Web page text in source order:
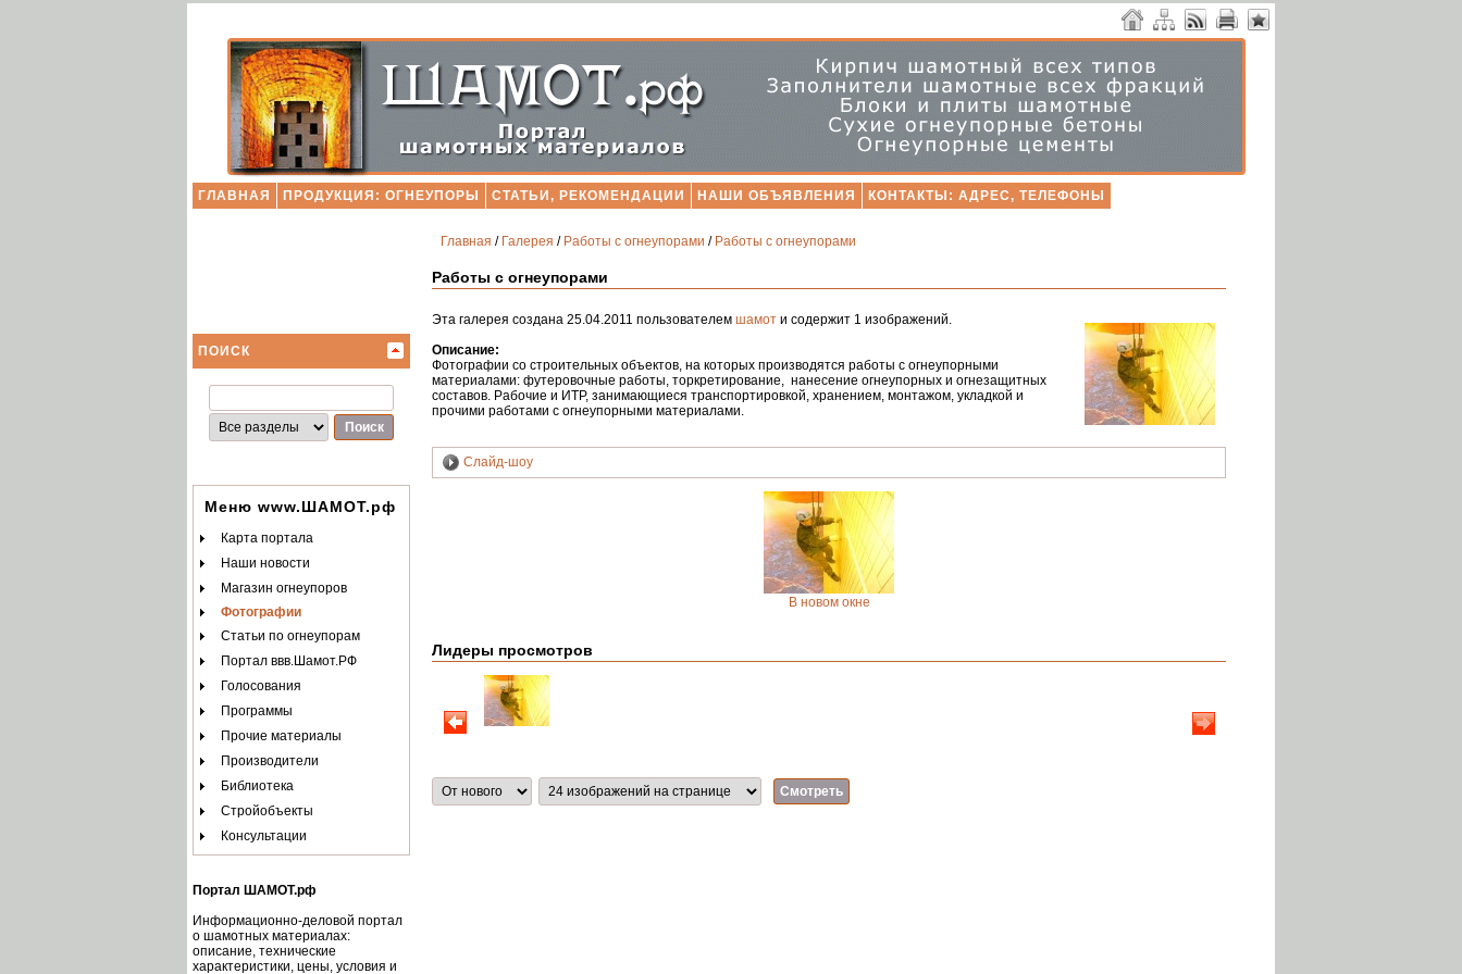
ГЛАВНАЯ ПРОДУКЦИЯ: ОГНЕУПОРЫ СТАТЬИ, РЕКОМЕНДАЦИИ НАШИ ОБЪЯВЛЕНИЯ КОНТАКТЫ: АДРЕС, ТЕЛЕФОНЫ
ПОИСК
Меню www.ШАМОТ.рф
Карта портала
Наши новости
Магазин огнеупоров
Фотографии
Статьи по огнеупорам
Портал ввв.Шамот.РФ
Голосования
Программы
Прочие материалы
Производители
Библиотека
Стройобъекты
Консультации
Портал ШАМОТ.рф
Информационно-деловой портал
о шамотных материалах:
описание, технические
характеристики, цены, условия и
Главная / Галерея / Работы с огнеупорами / Работы с огнеупорами
Работы с огнеупорами
Эта галерея создана 25.04.2011 пользователем шамот и содержит 1 изображений.
Описание:
Фотографии со строительных объектов, на которых производятся работы с огнеупорными
материалами: футеровочные работы, торкретирование, нанесение огнеупорных и огнезащитных
составов. Рабочие и ИТР, занимающиеся транспортировкой, хранением, монтажом, укладкой и
прочими работами с огнеупорными материалами.
Слайд-шоу
В новом окне
Лидеры просмотров